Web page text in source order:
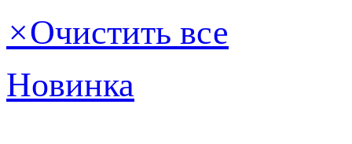
×Очистить все
Новинка